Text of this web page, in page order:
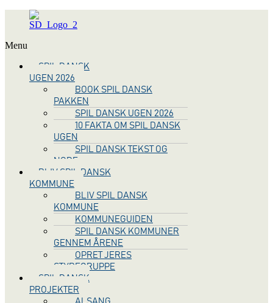
Menu
SPIL DANSK
UGEN 2026
BOOK SPIL DANSK
PAKKEN
SPIL DANSK UGEN 2026
10 FAKTA OM SPIL DANSK
UGEN
SPIL DANSK TEKST OG
NODE
BLIV SPIL DANSK
KOMMUNE
BLIV SPIL DANSK
KOMMUNE
KOMMUNEGUIDEN
SPIL DANSK KOMMUNER
GENNEM ÅRENE
OPRET JERES
STYREGRUPPE
SPIL DANSK
PROJEKTER